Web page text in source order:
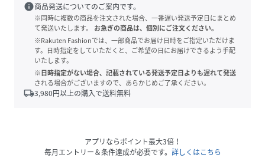
info商品発送についてのご案内です。
※同時に複数の商品を注文された場合、一番遅い発送予定日にまとめ
て発送いたします。
お急ぎの商品は、個別にご注文ください。
※Rakuten Fashionでは、一部商品でお届け日時をご指定いただけま
す。日時指定をしていただくと、ご希望の日にお届けできるよう手配
いたします。
※日時指定がない場合、記載されている発送予定日よりも遅れて発送
される場合がございますので、あらかじめご了承ください。
local_shipping3,980円以上の購入で送料無料
アプリならポイント最大3倍！
毎月エントリー＆条件達成が必要です。 詳しくはこちら